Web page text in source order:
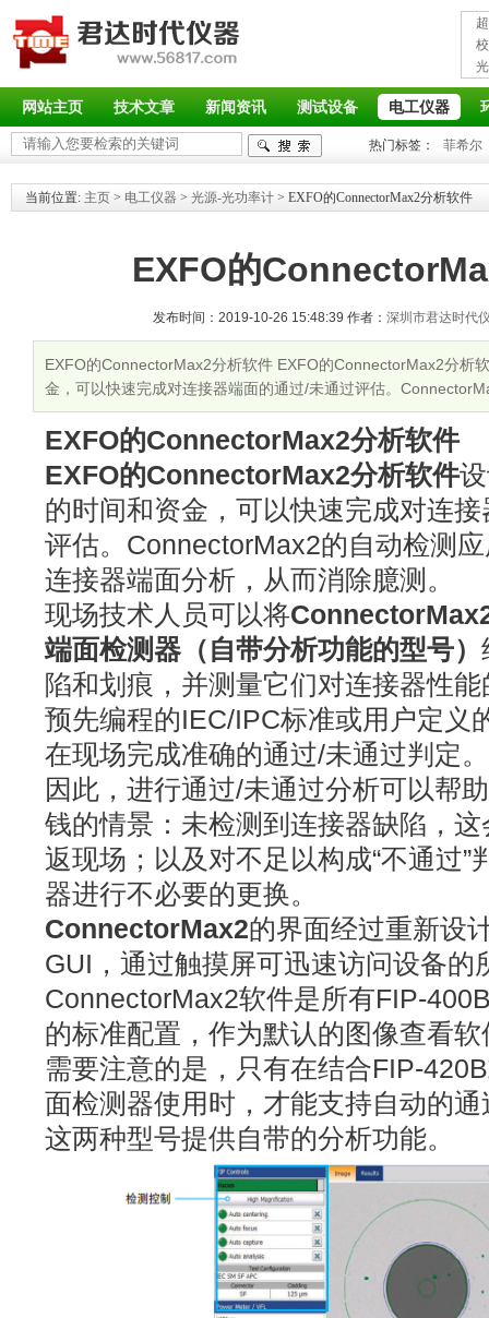
网站主页 技术文章 新闻资讯 测试设备 电工仪器
热门标签： 菲希尔
当前位置: 主页 > 电工仪器 > 光源-光功率计 > EXFO的ConnectorMax2分析软件
EXFO的
发布时间：2019-10-26 15:48:39 作者： 深圳市君达时代
EXFO的ConnectorMax2分析软件 EXFO的ConnectorMax2分析
金，可以快速完成对连接器端面的通过/未通过评估。
连
EXFO的ConnectorMax2分析软件
EXFO的ConnectorMax2分析软件
的时间和资金，可以快速完成对连
评估。ConnectorMax2的自动检测
连接器端面分析，从而消除臆测。
现场技术人员可以将
端面检测器（自带分析功能的型号）
陷和划痕，并测量它们对连接器性
预先编程的IEC/IPC标准或用户定义
在现场完成准确的通过/未通过判定。
因此，进行通过/未通过分析可以帮
钱的情景：未检测到连接器缺陷，
返现场；以及对不足以构成“不通过”
器进行不必要的更换。
ConnectorMax2的界面经过重新设
GUI，通过触摸屏可迅速访问设备的
ConnectorMax2软件是所有FIP-
的标准配置，作为默认的图像查看
需要注意的是，只有在结合FIP-
面检测器使用时，才能支持自动的
这两种型号提供自带的分析功能。